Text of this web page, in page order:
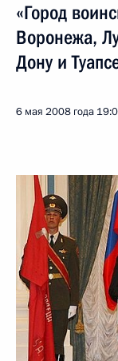
«Город
Воронежа,
Дону и
6 мая 2008 года